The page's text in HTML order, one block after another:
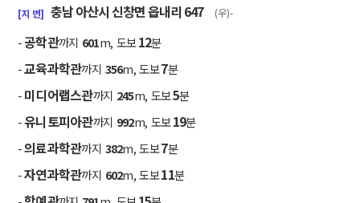
[지 번] 충남 아산시 신창면 읍내리 647 (우)-
-공학관까지 601m, 도보12분
-교육과학관까지 356m, 도보7분
-미디어랩스관까지 245m, 도보5분
-유니토피아관까지 992m, 도보19분
-의료과학관까지 382m, 도보7분
-자연과학관까지 602m, 도보11분